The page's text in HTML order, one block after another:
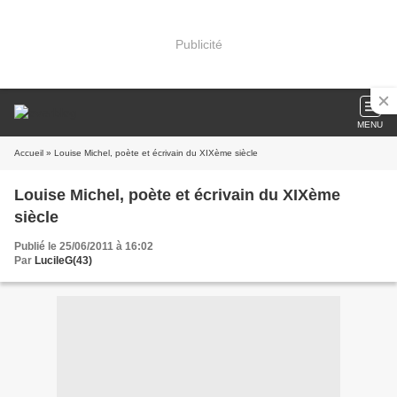
Publicité
MENU
Accueil » Louise Michel, poète et écrivain du XIXème siècle
Louise Michel, poète et écrivain du XIXème
siècle
Publié le 25/06/2011 à 16:02
Par LucileG(43)